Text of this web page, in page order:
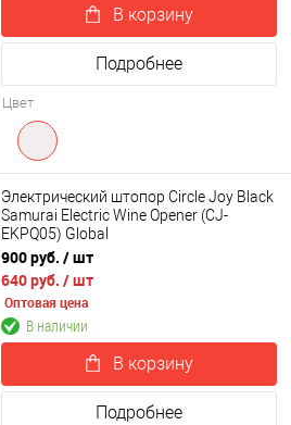
В корзину
Подробнее
Цвет
Электрический штопор Circle Joy Black
Samurai Electric Wine Opener (CJ-
EKPQ05) Global
900 руб. / шт
640 руб. / шт
Оптовая цена
В наличии
В корзину
Подробнее